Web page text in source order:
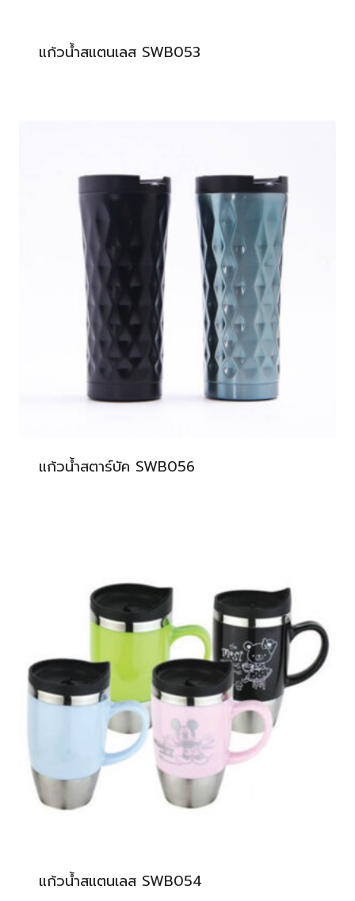
แก้วน้ำสแตนเลส SWB053
แก้วน้ำสตาร์บัค SWB056
แก้วน้ำสแตนเลส SWB054